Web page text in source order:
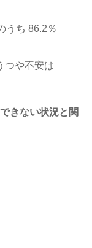
うち 86.2％
つや不安は
きない状況と関